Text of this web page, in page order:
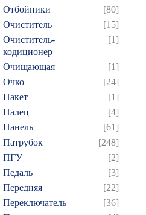
Отбойники
[80]
Очиститель
[15]
Очиститель-
кодиционер
[1]
Очищающая
[1]
Очко
[24]
Пакет
[1]
Палец
[4]
Панель
[61]
Патрубок
[248]
ПГУ
[2]
Педаль
[3]
Передняя
[22]
Переключатель
[36]